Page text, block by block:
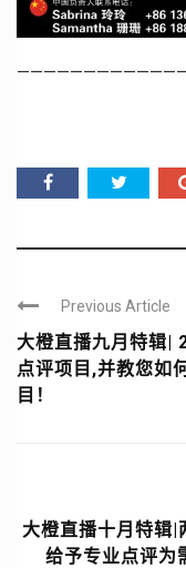
Previous Article
大橙直播九月特辑|
点评项目,并教您如
目！
大橙直播十月特辑|
给予专业点评为